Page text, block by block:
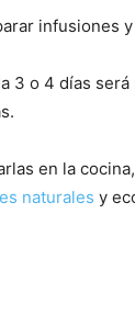
infusiones
o 4 días
en la
naturales y